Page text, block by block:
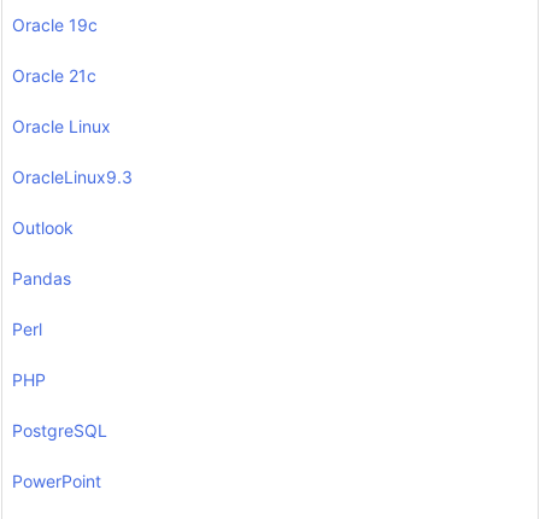
Oracle 19c
Oracle 21c
Oracle Linux
OracleLinux9.3
Outlook
Pandas
Perl
PHP
PostgreSQL
PowerPoint